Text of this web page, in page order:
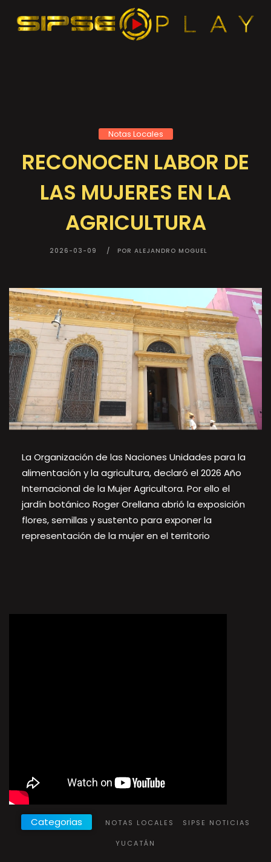
Notas Locales
RECONOCEN LABOR DE
LAS MUJERES EN LA
AGRICULTURA
2026-03-09 POR ALEJANDRO MOGUEL
La Organización de las Naciones Unidades para la
alimentación y la agricultura, declaró el 2026 Año
Internacional de la Mujer Agricultora. Por ello el
jardín botánico Roger Orellana abrió la exposición
flores, semillas y sustento para exponer la
representación de la mujer en el territorio
Categorias NOTAS LOCALES SIPSE NOTICIAS
YUCATÁN